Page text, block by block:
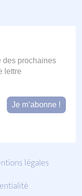
des prochaines
lettre
légales